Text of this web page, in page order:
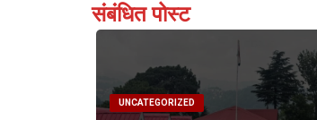
संबंधित पोस्ट
UNCATEGORIZED